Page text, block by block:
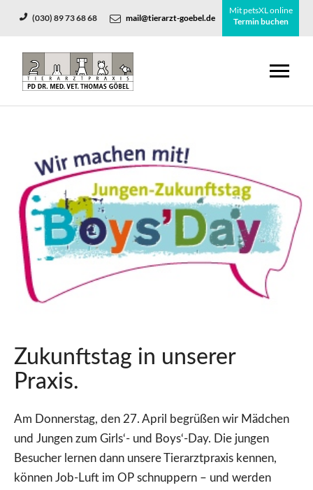
(030) 89 73 68 68 mail@tierarzt-goebel.de
Mit petsXL online
Termin buchen
Zukunftstag in unserer
Praxis.
Am Donnerstag, den 27. April begrüßen wir Mädchen
und Jungen zum Girls‘- und Boys‘-Day. Die jungen
Besucher lernen dann unsere Tierarztpraxis kennen,
können Job-Luft im OP schnuppern – und werden